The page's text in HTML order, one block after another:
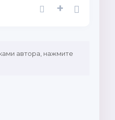
+
автора, нажмите